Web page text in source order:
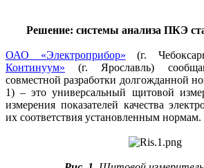
Решение: системы анализа ПКЭ
ОАО «Электроприбор» (г.
Континуум» (г. Ярославль)
совместной разработки долгожданной
1) – это универсальный щитовой
измерения показателей качества
их соответствия установленным нормам.